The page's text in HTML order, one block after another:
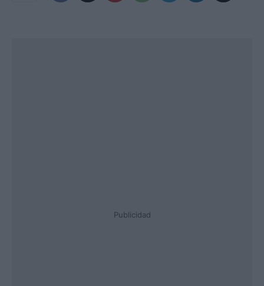
Publicidad